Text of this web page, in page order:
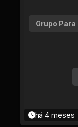
Grupo
há 4 meses